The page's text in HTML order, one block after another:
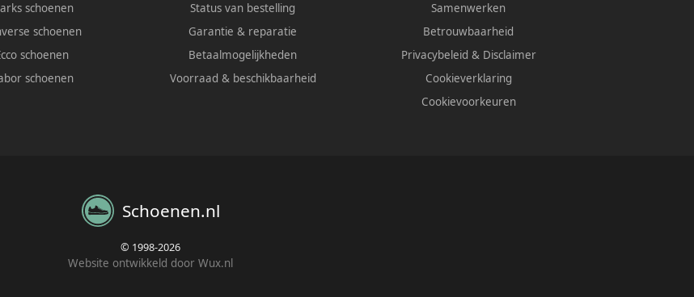
schoenen
schoenen
schoenen
schoenen
Status van bestelling
Garantie & reparatie
Betaalmogelijkheden
Voorraad & beschikbaarheid
Samenwerken
Betrouwbaarheid
Privacybeleid & Disclaimer
Cookieverklaring
Cookievoorkeuren
Schoenen.nl
© 1998-2026
Website ontwikkeld door Wux.nl